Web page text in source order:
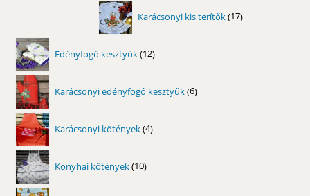
Karácsonyi kis terítők 17
termék
Edényfogó kesztyűk 12
termék
Karácsonyi edényfogó kesztyűk 6
termék
Karácsonyi kötények 4
termék
Konyhai kötények 10
termék